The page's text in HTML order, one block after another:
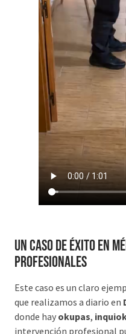
Un caso de éxito en
profesionales
Este caso es un claro
que realizamos a diario en
donde hay okupas,
intervención profesional